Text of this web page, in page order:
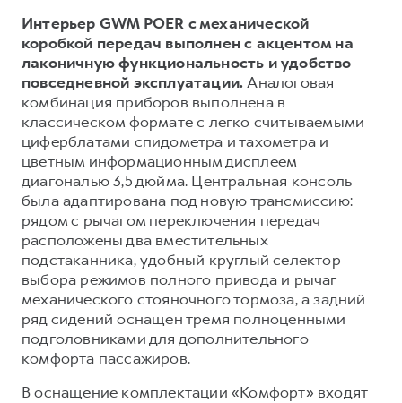
Интерьер GWM POER с механической
коробкой передач выполнен с акцентом на
лаконичную функциональность и удобство
повседневной эксплуатации.Аналоговая
комбинация приборов выполнена в
классическом формате с легко считываемыми
циферблатами спидометра и тахометра и
цветным информационным дисплеем
диагональю 3,5 дюйма. Центральная консоль
была адаптирована под новую трансмиссию:
рядом с рычагом переключения передач
расположены два вместительных
подстаканника, удобный круглый селектор
выбора режимов полного привода и рычаг
механического стояночного тормоза, а задний
ряд сидений оснащен тремя полноценными
подголовниками для дополнительного
комфорта пассажиров.
В оснащение комплектации «Комфорт» входят